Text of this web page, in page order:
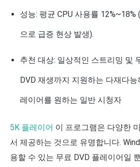
성능: 평균 CPU 사용률 12%~18%
으로 급증 현상 발생).
추천 대상: 일상적인 스트리밍 및
DVD 재생까지 지원하는 다재다
레이어를 원하는 일반 시청자
5K 플레이어 이 프로그램은 다양한
서 제공하는 것으로 유명합니다.
용할 수 있는 무료 DVD 플레이어일